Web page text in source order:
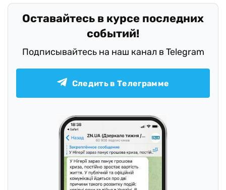
Оставайтесь в курсе последних
событий!
Подписывайтесь на наш канал в Telegram
Следить в Телеграмме